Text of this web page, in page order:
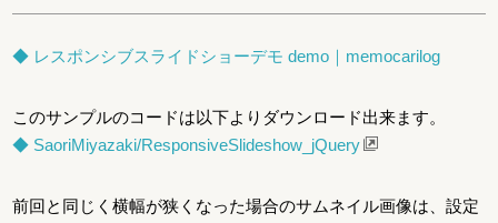
◆ レスポンシブスライドショーデモ demo｜memocarilog
このサンプルのコードは以下よりダウンロード出来ます。
◆ SaoriMiyazaki/ResponsiveSlideshow_jQuery
前回と同じく横幅が狭くなった場合のサムネイル画像は、設定